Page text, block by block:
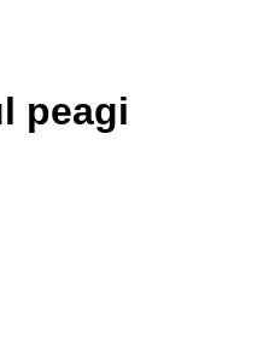
peagi